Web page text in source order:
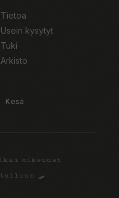
Tietoa
Usein kysytyt
Tuki
Arkisto
Kesä
oikeudet
🛹